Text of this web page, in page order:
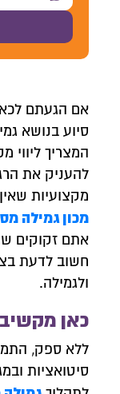
אם הגעתם
סיוע בנושא
המצריך ליווי
להעניק את
מקצועיות
מכון גמילה
אתם זקוקים
חשוב לדעת
ולגמילה.
כאן
ללא ספק,
סיטואציות